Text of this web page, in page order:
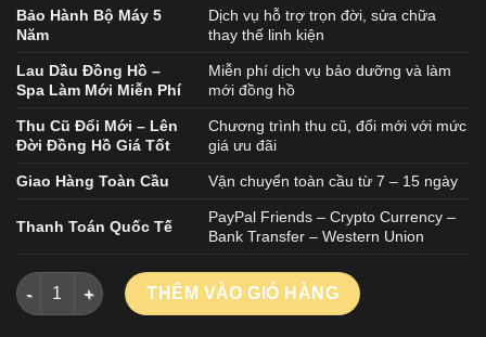
Bảo Hành Bộ Máy 5
Năm
Dịch vụ hỗ trợ trọn đời, sửa chữa
thay thế linh kiện
Lau Dầu Đồng Hồ –
Spa Làm Mới Miễn Phí
Miễn phí dịch vụ bảo dưỡng và làm
mới đồng hồ
Thu Cũ Đổi Mới – Lên
Đời Đồng Hồ Giá Tốt
Chương trình thu cũ, đổi mới với mức
giá ưu đãi
Giao Hàng Toàn Cầu Vận chuyển toàn cầu từ 7 – 15 ngày
Thanh Toán Quốc Tế
PayPal Friends – Crypto Currency –
Bank Transfer – Western Union
ĐỒNG HỒ OMEGA SEAMASTER DIVER 300M
THÊM VÀO GIỎ HÀNG